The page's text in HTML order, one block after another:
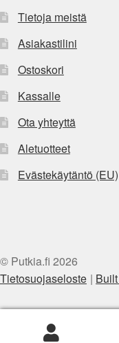
Tietoja meistä
Asiakastilini
Ostoskori
Kassalle
Ota yhteyttä
Aletuotteet
Evästekäytäntö (EU)
© Putkia.fi 2026
Tietosuojaseloste